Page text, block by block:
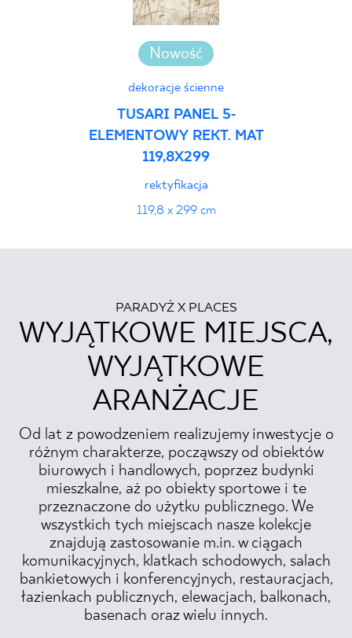
Nowość
dekoracje ścienne
TUSARI PANEL 5-
ELEMENTOWY REKT. MAT
119,8X299
rektyfikacja
119,8 x 299 cm
PARADYŻ X PLACES
WYJĄTKOWE MIEJSCA,
WYJĄTKOWE
ARANŻACJE
Od lat z powodzeniem realizujemy inwestycje o
różnym charakterze, począwszy od obiektów
biurowych i handlowych, poprzez budynki
mieszkalne, aż po obiekty sportowe i te
przeznaczone do użytku publicznego. We
wszystkich tych miejscach nasze kolekcje
znajdują zastosowanie m.in. w ciągach
komunikacyjnych, klatkach schodowych, salach
bankietowych i konferencyjnych, restauracjach,
łazienkach publicznych, elewacjach, balkonach,
basenach oraz wielu innych.